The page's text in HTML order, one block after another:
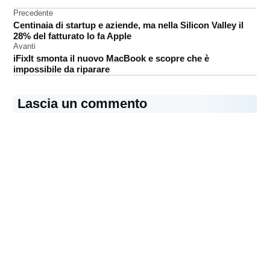
ricerca
Navigazione
articoli
Precedente
Centinaia di startup e aziende, ma nella Silicon Valley il
28% del fatturato lo fa Apple
Avanti
iFixIt smonta il nuovo MacBook e scopre che è
impossibile da riparare
Lascia un commento